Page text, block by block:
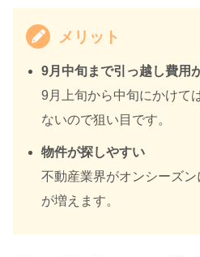
メリット
9月中旬まで引っ越し費用
9月上旬から中旬にかけて
ないので狙い目です。
物件が探しやすい
不動産業界がオンシーズ
が増えます。